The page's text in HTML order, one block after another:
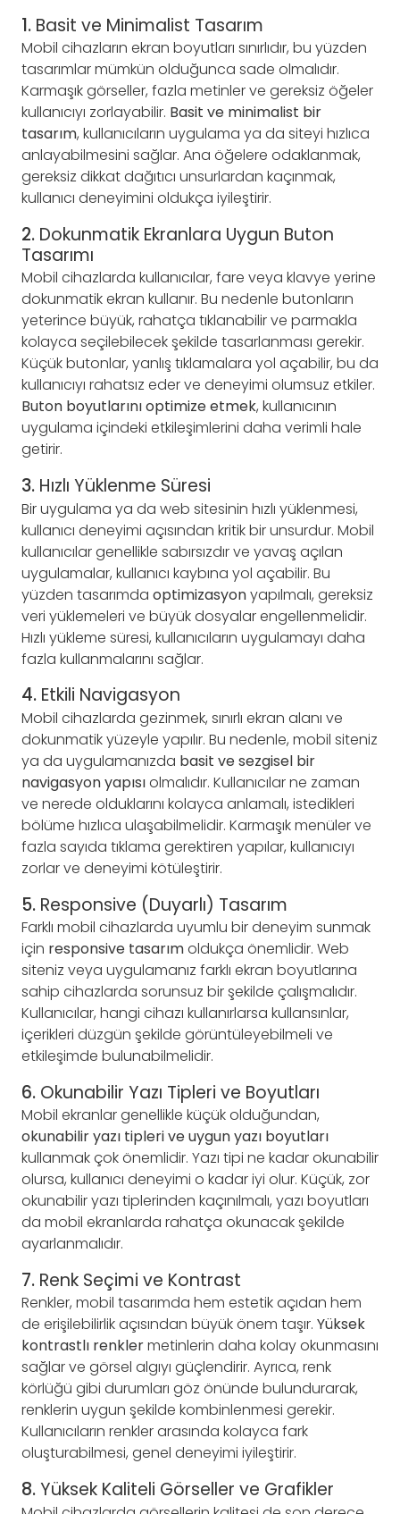
1. Basit ve Minimalist Tasarım
Mobil cihazların ekran boyutları sınırlıdır, bu yüzden
tasarımlar mümkün olduğunca sade olmalıdır.
Karmaşık görseller, fazla metinler ve gereksiz öğeler
kullanıcıyı zorlayabilir. Basit ve minimalist bir
tasarım, kullanıcıların uygulama ya da siteyi hızlıca
anlayabilmesini sağlar. Ana öğelere odaklanmak,
gereksiz dikkat dağıtıcı unsurlardan kaçınmak,
kullanıcı deneyimini oldukça iyileştirir.
2. Dokunmatik Ekranlara Uygun Buton
Tasarımı
Mobil cihazlarda kullanıcılar, fare veya klavye yerine
dokunmatik ekran kullanır. Bu nedenle butonların
yeterince büyük, rahatça tıklanabilir ve parmakla
kolayca seçilebilecek şekilde tasarlanması gerekir.
Küçük butonlar, yanlış tıklamalara yol açabilir, bu da
kullanıcıyı rahatsız eder ve deneyimi olumsuz etkiler.
Buton boyutlarını optimize etmek, kullanıcının
uygulama içindeki etkileşimlerini daha verimli hale
getirir.
3. Hızlı Yüklenme Süresi
Bir uygulama ya da web sitesinin hızlı yüklenmesi,
kullanıcı deneyimi açısından kritik bir unsurdur. Mobil
kullanıcılar genellikle sabırsızdır ve yavaş açılan
uygulamalar, kullanıcı kaybına yol açabilir. Bu
yüzden tasarımda optimizasyonyapılmalı, gereksiz
veri yüklemeleri ve büyük dosyalar engellenmelidir.
Hızlı yükleme süresi, kullanıcıların uygulamayı daha
fazla kullanmalarını sağlar.
4. Etkili Navigasyon
Mobil cihazlarda gezinmek, sınırlı ekran alanı ve
dokunmatik yüzeyle yapılır. Bu nedenle, mobil siteniz
ya da uygulamanızda basit ve sezgisel bir
navigasyon yapısıolmalıdır. Kullanıcılar ne zaman
ve nerede olduklarını kolayca anlamalı, istedikleri
bölüme hızlıca ulaşabilmelidir. Karmaşık menüler ve
fazla sayıda tıklama gerektiren yapılar, kullanıcıyı
zorlar ve deneyimi kötüleştirir.
5. Responsive (Duyarlı) Tasarım
Farklı mobil cihazlarda uyumlu bir deneyim sunmak
için responsive tasarımoldukça önemlidir. Web
siteniz veya uygulamanız farklı ekran boyutlarına
sahip cihazlarda sorunsuz bir şekilde çalışmalıdır.
Kullanıcılar, hangi cihazı kullanırlarsa kullansınlar,
içerikleri düzgün şekilde görüntüleyebilmeli ve
etkileşimde bulunabilmelidir.
6. Okunabilir Yazı Tipleri ve Boyutları
Mobil ekranlar genellikle küçük olduğundan,
okunabilir yazı tipleri ve uygun yazı boyutları
kullanmak çok önemlidir. Yazı tipi ne kadar okunabilir
olursa, kullanıcı deneyimi o kadar iyi olur. Küçük, zor
okunabilir yazı tiplerinden kaçınılmalı, yazı boyutları
da mobil ekranlarda rahatça okunacak şekilde
ayarlanmalıdır.
7. Renk Seçimi ve Kontrast
Renkler, mobil tasarımda hem estetik açıdan hem
de erişilebilirlik açısından büyük önem taşır. Yüksek
kontrastlı renklermetinlerin daha kolay okunmasını
sağlar ve görsel algıyı güçlendirir. Ayrıca, renk
körlüğü gibi durumları göz önünde bulundurarak,
renklerin uygun şekilde kombinlenmesi gerekir.
Kullanıcıların renkler arasında kolayca fark
oluşturabilmesi, genel deneyimi iyileştirir.
8.Yüksek Kaliteli Görseller ve Grafikler